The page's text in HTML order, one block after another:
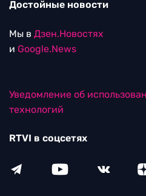
Достойные новости
Мы в Дзен.Новостях
и Google.News
Уведомление об
технологий
RTVI в соцсетях